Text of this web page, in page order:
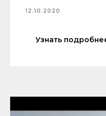
12.10.2020
Узнать